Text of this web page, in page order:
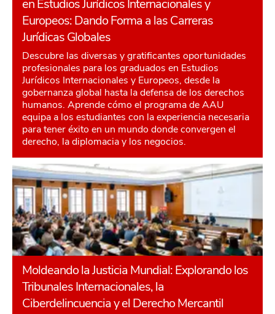
en Estudios Jurídicos Internacionales y
Europeos: Dando Forma a las Carreras
Jurídicas Globales
Descubre las diversas y gratificantes oportunidades
profesionales para los graduados en Estudios
Jurídicos Internacionales y Europeos, desde la
gobernanza global hasta la defensa de los derechos
humanos. Aprende cómo el programa de AAU
equipa a los estudiantes con la experiencia necesaria
para tener éxito en un mundo donde convergen el
derecho, la diplomacia y los negocios.
Moldeando la Justicia Mundial: Explorando los
Tribunales Internacionales, la
Ciberdelincuencia y el Derecho Mercantil